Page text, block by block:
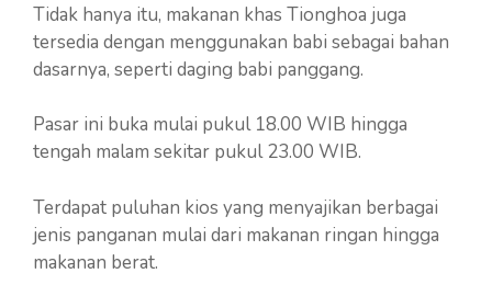
Tidak hanya itu, makanan khas Tionghoa juga
tersedia dengan menggunakan babi sebagai bahan
dasarnya, seperti daging babi panggang.
Pasar ini buka mulai pukul 18.00 WIB hingga
tengah malam sekitar pukul 23.00 WIB.
Terdapat puluhan kios yang menyajikan berbagai
jenis panganan mulai dari makanan ringan hingga
makanan berat.